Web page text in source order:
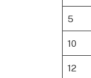
5
10
12